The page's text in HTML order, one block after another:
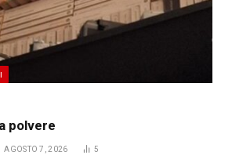
polvere
AGOSTO 7, 2026 5